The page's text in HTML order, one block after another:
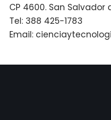
CP 4600. San
Tel: 388 425-1783
Email: